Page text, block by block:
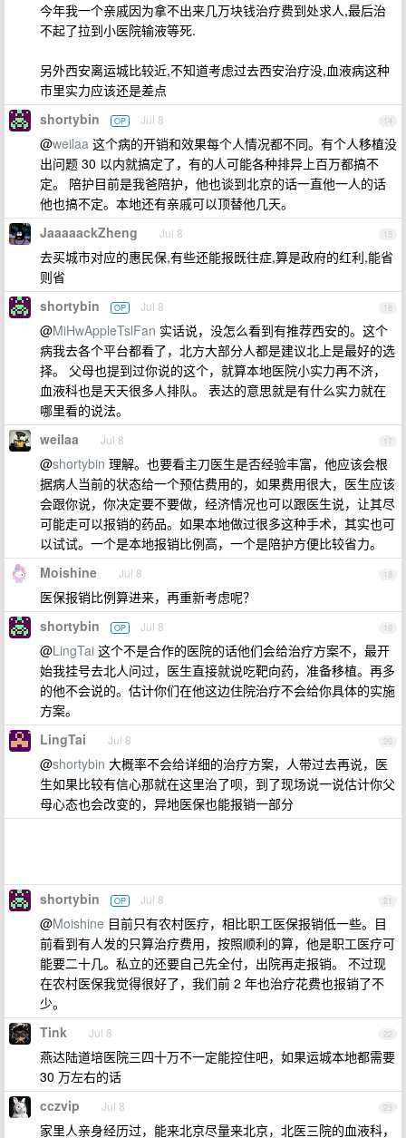
今年我一个亲戚因为拿不出来几万块钱治疗费到处求人,最后治
不起了拉到小医院输液等死.
另外西安离运城比较近,不知道考虑过去西安治疗没,血液病这种
市里实力应该还是差点
14
shortybin OP Jul 8
@weilaa 这个病的开销和效果每个人情况都不同。有个人移植没
出问题 30 以内就搞定了，有的人可能各种排异上百万都搞不
定。 陪护目前是我爸陪护，他也谈到北京的话一直他一人的话
他也搞不定。本地还有亲戚可以顶替他几天。
15
JaaaaackZheng Jul 8
去买城市对应的惠民保,有些还能报既往症,算是政府的红利,能省
则省
16
shortybin OP Jul 8
@MiHwAppleTslFan 实话说，没怎么看到有推荐西安的。这个
病我去各个平台都看了，北方大部分人都是建议北上是最好的选
择。 父母也提到过你说的这个，就算本地医院小实力再不济，
血液科也是天天很多人排队。 表达的意思就是有什么实力就在
哪里看的说法。
17
weilaa Jul 8
@shortybin 理解。也要看主刀医生是否经验丰富，他应该会根
据病人当前的状态给一个预估费用的，如果费用很大，医生应该
会跟你说，你决定要不要做，经济情况也可以跟医生说，让其尽
可能走可以报销的药品。如果本地做过很多这种手术，其实也可
以试试。一个是本地报销比例高，一个是陪护方便比较省力。
18
Moishine Jul 8
医保报销比例算进来，再重新考虑呢？
19
shortybin OP Jul 8
@LingTai 这个不是合作的医院的话他们会给治疗方案不，最开
始我挂号去北人问过，医生直接就说吃靶向药，准备移植。再多
的他不会说的。估计你们在他这边住院治疗不会给你具体的实施
方案。
20
LingTai Jul 8
@shortybin 大概率不会给详细的治疗方案，人带过去再说，医
生如果比较有信心那就在这里治了呗，到了现场说一说估计你父
母心态也会改变的，异地医保也能报销一部分
21
shortybin OP Jul 8
@Moishine 目前只有农村医疗，相比职工医保报销低一些。目
前看到有人发的只算治疗费用，按照顺利的算，他是职工医疗可
能要二十几。私立的还要自己先全付，出院再走报销。 不过现
在农村医保我觉得很好了，我们前 2 年也治疗花费也报销了不
少。
22
Tink Jul 8
燕达陆道培医院三四十万不一定能控住吧，如果运城本地都需要
30 万左右的话
23
cczvip Jul 8
家里人亲身经历过，能来北京尽量来北京，北医三院的血液科，